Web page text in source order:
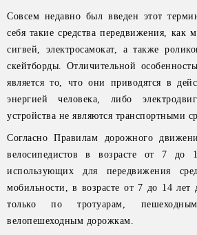
Совсем недавно был введен этот
себя такие средства передвижения, как
сигвей, электросамокат, а также
скейтборды. Отличительной
является то, что они приводятся в
энергией человека, либо
устройства не являются транспортными
Согласно Правилам дорожного
велосипедистов в возрасте от 7
использующих для передвижения
мобильности, в возрасте от 7 до 14 лет
только по тротуарам,
велопешеходным дорожкам.